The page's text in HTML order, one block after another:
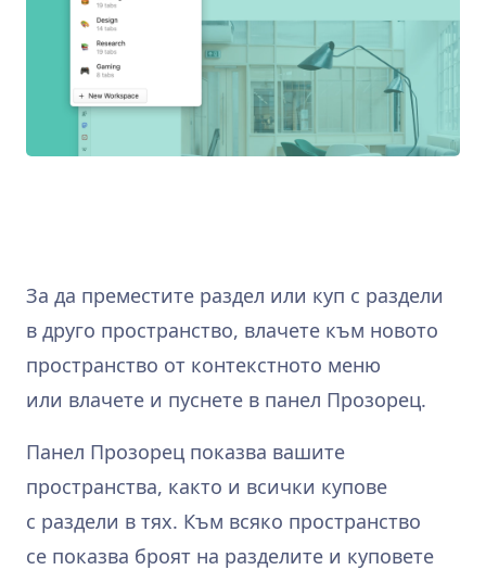
За да преместите раздел или куп с раздели
в друго пространство, влачете към новото
пространство от контекстното меню
или влачете и пуснете в панел Прозорец.
Панел Прозорец показва вашите
пространства, както и всички купове
с раздели в тях. Към всяко пространство
се показва броят на разделите и куповете